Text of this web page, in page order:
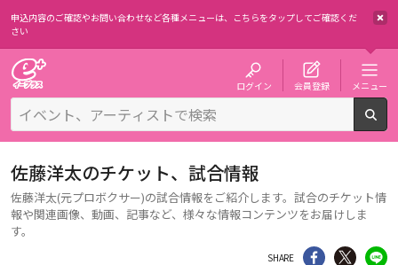
申込内容のご確認やお問い合わせなど各種メニューは、 こちらをタップしてご確認くだ
さい
ログイン 会員登録 メニュー
佐藤洋太のチケット、試合情報
佐藤洋太(元プロボクサー)の試合情報をご紹介します。試合のチケット情
報や関連画像、動画、記事など、様々な情報コンテンツをお届けしま
す。
SHARE シェア Twitter